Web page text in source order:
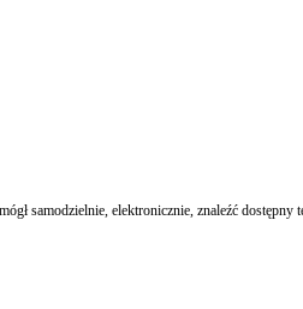
samodzielnie, elektronicznie, znaleźć